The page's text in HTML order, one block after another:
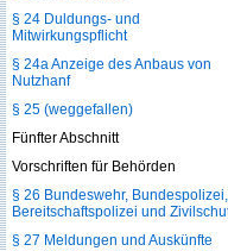
§ 24 Duldungs- und
Mitwirkungspflicht
§ 24a Anzeige des Anbaus von
Nutzhanf
§ 25 (weggefallen)
Fünfter Abschnitt
Vorschriften für Behörden
§ 26 Bundeswehr, Bundespolizei,
Bereitschaftspolizei und
§ 27 Meldungen und Auskünfte